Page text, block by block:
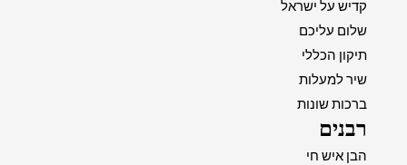
קדיש על ישראל
שלום עליכם
תיקון הכללי
שיר למעלות
ברכות שונות
רבנים
הבן איש חי